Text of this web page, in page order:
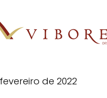
de 2022